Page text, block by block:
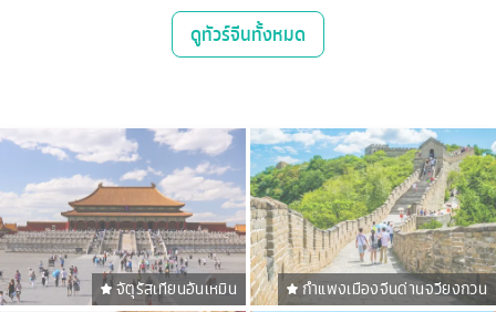
ดูทัวร์จีนทั้งหมด
จัตุรัสเทียนอันเหมิน กำแพงเมืองจีนด่านจวียงกวน